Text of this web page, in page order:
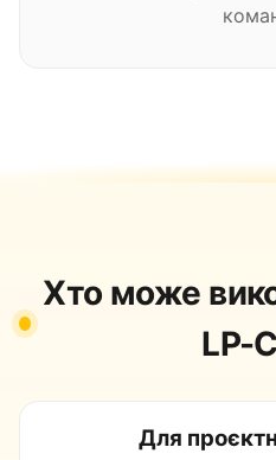
Хто може
LP-
Для